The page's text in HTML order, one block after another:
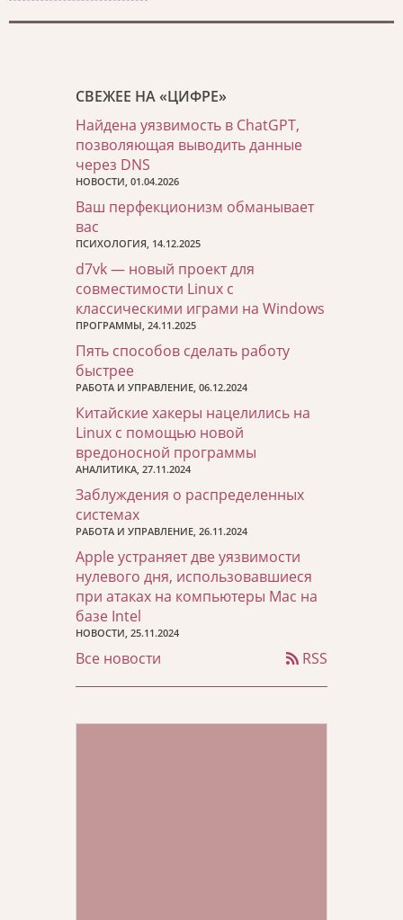
СВЕЖЕЕ НА «ЦИФРЕ»
Найдена уязвимость в ChatGPT,
позволяющая выводить данные
через DNS
НОВОСТИ, 01.04.2026
Ваш перфекционизм обманывает
вас
ПСИХОЛОГИЯ, 14.12.2025
d7vk — новый проект для
совместимости Linux с
классическими играми на Windows
ПРОГРАММЫ, 24.11.2025
Пять способов сделать работу
быстрее
РАБОТА И УПРАВЛЕНИЕ, 06.12.2024
Китайские хакеры нацелились на
Linux с помощью новой
вредоносной программы
АНАЛИТИКА, 27.11.2024
Заблуждения о распределенных
системах
РАБОТА И УПРАВЛЕНИЕ, 26.11.2024
Apple устраняет две уязвимости
нулевого дня, использовавшиеся
при атаках на компьютеры Mac на
базе Intel
НОВОСТИ, 25.11.2024
Все новости RSS